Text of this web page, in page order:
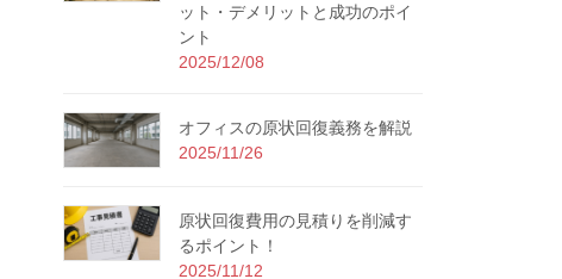
ット・デメリットと成功のポイ
ント
2025/12/08
オフィスの原状回復義務を解説
2025/11/26
原状回復費用の見積りを削減す
るポイント！
2025/11/12